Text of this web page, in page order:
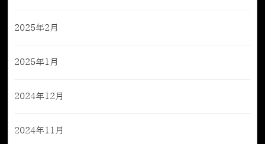
2025年2月
2025年1月
2024年12月
2024年11月